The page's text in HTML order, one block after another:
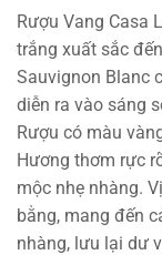
Rượu Vang Casa
trắng xuất sắc
Sauvignon Blanc
diễn ra vào sáng
Rượu có màu
Hương thơm rực
mộc nhẹ nhàng.
bằng, mang đến
nhàng, lưu lại dư